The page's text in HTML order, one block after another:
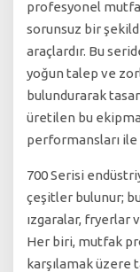
profesyonel
sorunsuz bir
araçlardır. Bu
yoğun talep ve
bulundurarak
üretilen bu
performansları ile
700 Serisi
çeşitler bulunur;
ızgaralar, fryerlar
Her biri, mutfak
karşılamak üzere